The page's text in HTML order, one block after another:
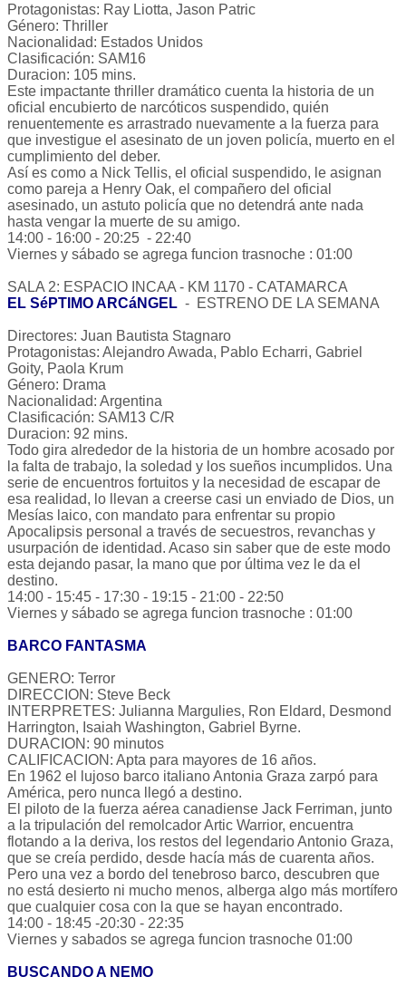
Protagonistas: Ray Liotta, Jason Patric
Género: Thriller
Nacionalidad: Estados Unidos
Clasificación: SAM16
Duracion: 105 mins.
Este impactante thriller dramático cuenta la historia de un
oficial encubierto de narcóticos suspendido, quién
renuentemente es arrastrado nuevamente a la fuerza para
que investigue el asesinato de un joven policía, muerto en el
cumplimiento del deber.
Así es como a Nick Tellis, el oficial suspendido, le asignan
como pareja a Henry Oak, el compañero del oficial
asesinado, un astuto policía que no detendrá ante nada
hasta vengar la muerte de su amigo.
14:00 - 16:00 - 20:25 - 22:40
Viernes y sábado se agrega funcion trasnoche : 01:00
SALA 2: ESPACIO INCAA - KM 1170 - CATAMARCA
EL SéPTIMO ARCáNGEL - ESTRENO DE LA SEMANA
Directores: Juan Bautista Stagnaro
Protagonistas: Alejandro Awada, Pablo Echarri, Gabriel
Goity, Paola Krum
Género: Drama
Nacionalidad: Argentina
Clasificación: SAM13 C/R
Duracion: 92 mins.
Todo gira alrededor de la historia de un hombre acosado por
la falta de trabajo, la soledad y los sueños incumplidos. Una
serie de encuentros fortuitos y la necesidad de escapar de
esa realidad, lo llevan a creerse casi un enviado de Dios, un
Mesías laico, con mandato para enfrentar su propio
Apocalipsis personal a través de secuestros, revanchas y
usurpación de identidad. Acaso sin saber que de este modo
esta dejando pasar, la mano que por última vez le da el
destino.
14:00 - 15:45 - 17:30 - 19:15 - 21:00 - 22:50
Viernes y sábado se agrega funcion trasnoche : 01:00
BARCO FANTASMA
GENERO: Terror
DIRECCION: Steve Beck
INTERPRETES: Julianna Margulies, Ron Eldard, Desmond
Harrington, Isaiah Washington, Gabriel Byrne.
DURACION: 90 minutos
CALIFICACION: Apta para mayores de 16 años.
En 1962 el lujoso barco italiano Antonia Graza zarpó para
América, pero nunca llegó a destino.
El piloto de la fuerza aérea canadiense Jack Ferriman, junto
a la tripulación del remolcador Artic Warrior, encuentra
flotando a la deriva, los restos del legendario Antonio Graza,
que se creía perdido, desde hacía más de cuarenta años.
Pero una vez a bordo del tenebroso barco, descubren que
no está desierto ni mucho menos, alberga algo más mortífero
que cualquier cosa con la que se hayan encontrado.
14:00 - 18:45 -20:30 - 22:35
Viernes y sabados se agrega funcion trasnoche 01:00
BUSCANDO A NEMO